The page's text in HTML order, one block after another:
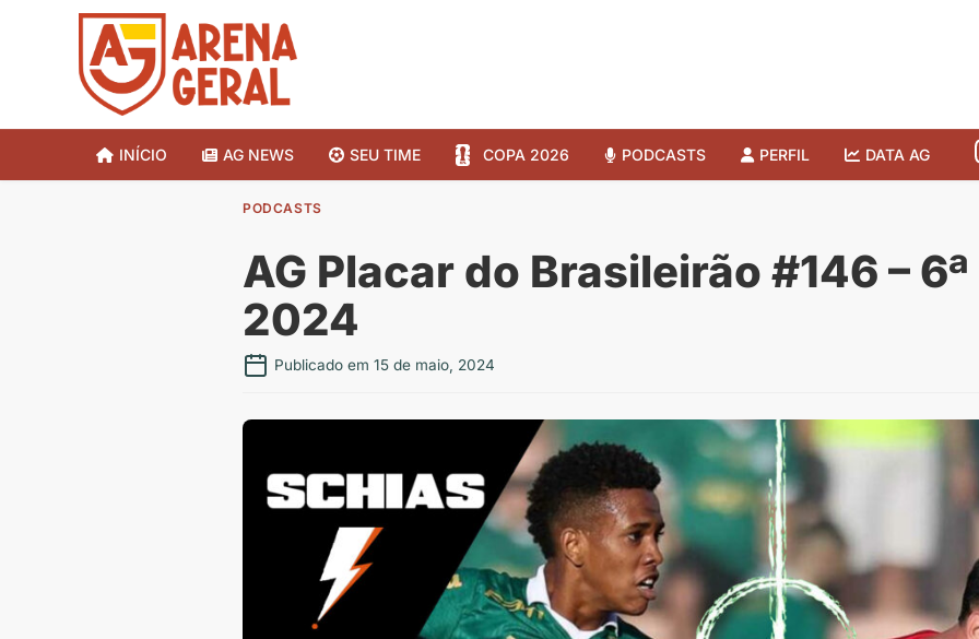
INÍCIO AG NEWS SEU TIME COPA 2026 PODCASTS PERFIL DATA AG
PODCASTS
AG Placar do Brasileirão #146 –
2024
Publicado em 15 de maio, 2024